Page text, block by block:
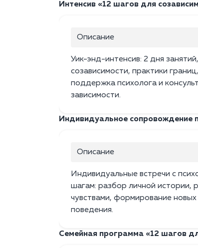
Интенсив «12 шагов для
Описание
Уик-энд-интенсив: 2 дня
созависимости, практики границ,
поддержка психолога и
зависимости.
Индивидуальное сопровождение
Описание
Индивидуальные встречи с
шагам: разбор личной истории,
чувствами, формирование
поведения.
Семейная программа «12 шагов